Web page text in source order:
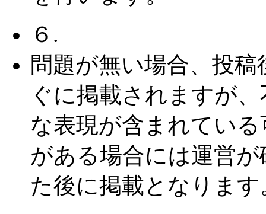
６.
問題が無い場合、投稿
ぐに掲載されますが
な表現が含まれている
がある場合には運営が
た後に掲載となります